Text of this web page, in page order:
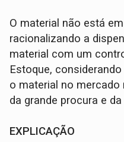
O material não está
racionalizando a
material com um
Estoque,
o material no
da grande procura e
EXPLICAÇÃO